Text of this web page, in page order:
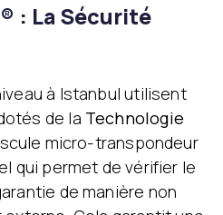
: La Sécurité
à Istanbul utilisent
de la Technologie
micro-transpondeur
qui permet de vérifier le
de manière non